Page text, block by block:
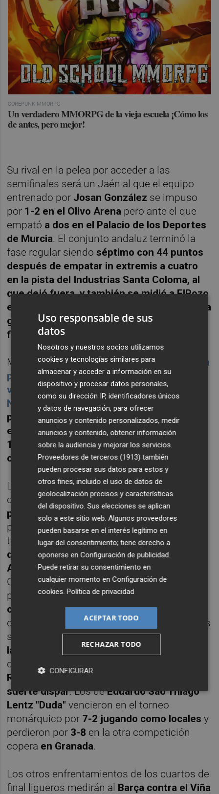
COREPUNK MMORPG
Un verdadero MMORPG de la vieja escuela ¡Cómo los
de antes, pero mejor!
Su rival en la pelea por acceder a las
semifinales será un Jaén al que el equipo
entrenado por Josan González se impuso
por 1-2 en el Olivo Arena pero ante el que
empató a dos en el Palacio de los Deportes
de Murcia. El conjunto andaluz terminó la
fase regular siendoséptimo con 44 puntos
después de empatar in extremis a cuatro
en la pista del Industrias Santa Coloma, al
que dejó fuera, y también se midió a ElPozo
en los cuartos de final de la Copa de España
ganando por 1-4 en Granada para
finalmente hacerse con ese título
Mientras, el Jimbee, que venció por
1-2 en la
pista del colista y descendido desde hace
varias jornadas ATP Tudelano Ribera
Navarra
, concluyó cuarto con
puntoshabiendo obtenido15 victorias,
empatando cinco encuentros y perdiendo
10, todo ello con 102 goles a favor y 74 en
contra .
Los meloneros se situaron justo por detrás
del
Islas Baleares Palma Futsal, en tercera
posición con 51 unidades en su casillero
por delante del Inter, su rival en cuartos, que
también llegó a los50 puntos tras los tres
que logró al vencer por 4-1 al Noia Portus
Apostoli. El duelo particular entre los de
Cartagena y los madrileños favorece a los
primeros -victoria rojiblanca por 4-2 en
casa y empate a 2 en Torrejón de Ardoz
de ahí que un
posible desempate
en cuartos
se dispute
en el Palacio de los Deportes de
la ciudad portuaria. Ese choque también se
dio
en los cuartos de final de la Copa del
Rey y en los de la Copa de España con
suerte dispar. Los deEduardo Sao Thiago
Lentz "Duda" vencieron en el torneo
monárquico por 7-2 jugando como localesy
perdieron por 3-8 en la otra competición
copera en Granada.
Los otros enfrentamientos de los cuartos de
final ligueros medirán al Barça contra el Viña
Uso responsable de sus
datos
Nosotros y nuestros socios utilizamos
cookies y tecnologías similares para
almacenar y acceder a información en su
dispositivo y procesar datos personales,
como su dirección IP, identificadores únicos
y datos de navegación, para ofrecer
anuncios y contenido personalizados, medir
anuncios y contenido, obtener información
sobre la audiencia y mejorar los servicios.
Proveedores de terceros (1913) también
pueden procesar sus datos para estos y
otros fines, incluido el uso de datos de
geolocalización precisos y características
del dispositivo. Sus elecciones se aplican
solo a este sitio web. Algunos proveedores
pueden basarse en el interés legítimo en
lugar del consentimiento; tiene derecho a
oponerse enConfiguración de publicidad
Puede retirar su consentimiento en
cualquier momento enConfiguración de
cookies .Política de privacidad
ACEPTAR TODO
RECHAZAR TODO
CONFIGURAR